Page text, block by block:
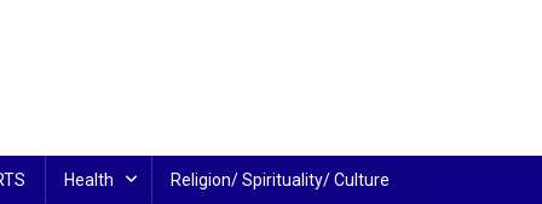
Health Religion/ Spirituality/ Culture